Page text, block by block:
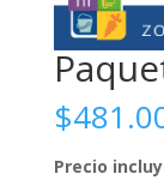
$
Precio